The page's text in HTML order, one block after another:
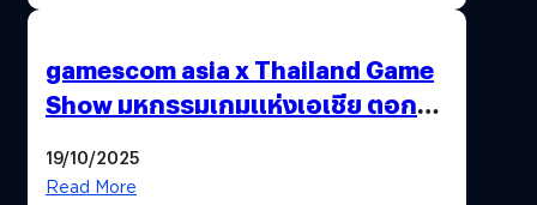
gamescom asia x Thailand Game
Show มหกรรมเกมแห่งเอเชีย ตอกย้ำ
พาณิชย์ร่วมชูความสำเร็จ
19/10/2025
Read More